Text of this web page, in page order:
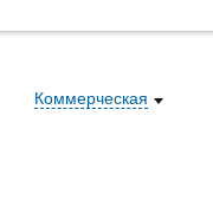
Коммерческая